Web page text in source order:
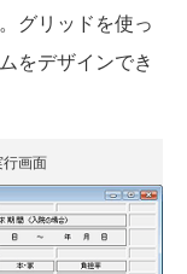
グリッドを使っ
をデザインでき
画面